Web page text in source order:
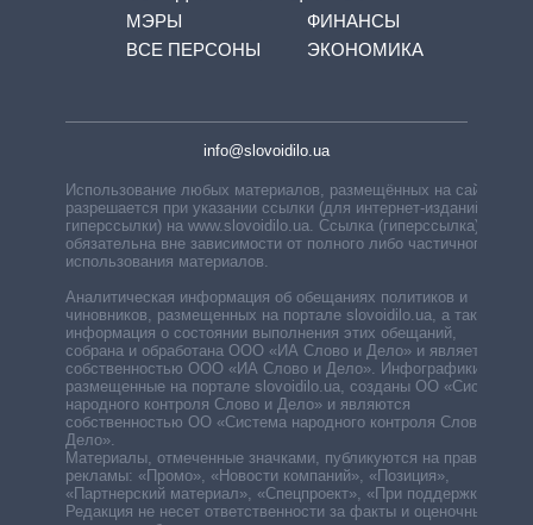
МЭРЫ
ВСЕ ПЕРСОНЫ
ФИНАНСЫ
ЭКОНОМИКА
info@slovoidilo.ua
Использование любых материалов, размещённых на сайте,
разрешается при указании ссылки (для интернет-изданий —
гиперссылки) на www.slovoidilo.ua. Ссылка (гиперссылка)
обязательна вне зависимости от полного либо частичного
использования материалов.
Аналитическая информация об обещаниях политиков и
чиновников, размещенных на портале slovoidilo.ua, а также
информация о состоянии выполнения этих обещаний,
собрана и обработана ООО «ИА Слово и Дело» и является
собственностью ООО «ИА Слово и Дело». Инфографики,
размещенные на портале slovoidilo.ua, созданы ОО «Система
народного контроля Слово и Дело» и являются
собственностью ОО «Система народного контроля Слово и
Дело».
Материалы, отмеченные значками, публикуются на правах
рекламы: «Промо», «Новости компаний», «Позиция»,
«Партнерский материал», «Спецпроект», «При поддержке».
Редакция не несет ответственности за факты и оценочные